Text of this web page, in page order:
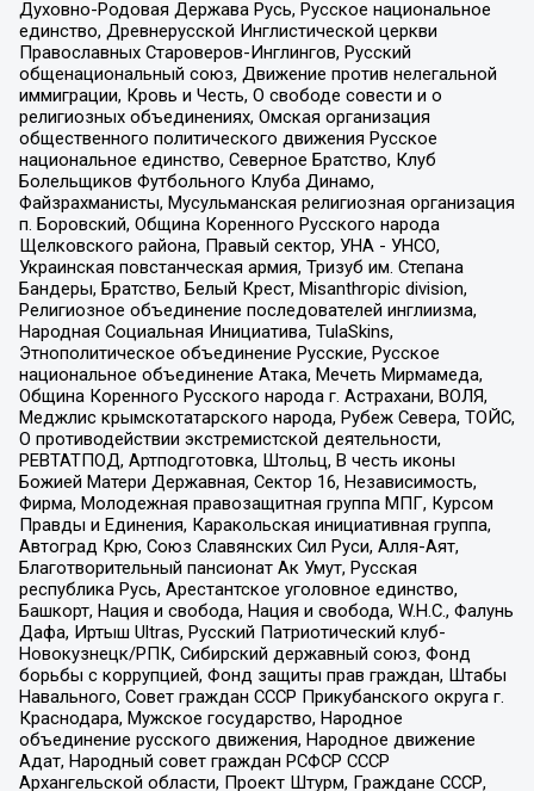
Духовно-Родовая Держава Русь, Русское национальное
единство, Древнерусской Инглистической церкви
Православных Староверов-Инглингов, Русский
общенациональный союз, Движение против нелегальной
иммиграции, Кровь и Честь, О свободе совести и о
религиозных объединениях, Омская организация
общественного политического движения Русское
национальное единство, Северное Братство, Клуб
Болельщиков Футбольного Клуба Динамо,
Файзрахманисты, Мусульманская религиозная организация
п. Боровский, Община Коренного Русского народа
Щелковского района, Правый сектор, УНА - УНСО,
Украинская повстанческая армия, Тризуб им. Степана
Бандеры, Братство, Белый Крест, Misanthropic division,
Религиозное объединение последователей инглиизма,
Народная Социальная Инициатива, TulaSkins,
Этнополитическое объединение Русские, Русское
национальное объединение Атака, Мечеть Мирмамеда,
Община Коренного Русского народа г. Астрахани, ВОЛЯ,
Меджлис крымскотатарского народа, Рубеж Севера, ТОЙС,
О противодействии экстремистской деятельности,
РЕВТАТПОД, Артподготовка, Штольц, В честь иконы
Божией Матери Державная, Сектор 16, Независимость,
Фирма, Молодежная правозащитная группа МПГ, Курсом
Правды и Единения, Каракольская инициативная группа,
Автоград Крю, Союз Славянских Сил Руси, Алля-Аят,
Благотворительный пансионат Ак Умут, Русская
республика Русь, Арестантское уголовное единство,
Башкорт, Нация и свобода, Нация и свобода, W.H.С., Фалунь
Дафа, Иртыш Ultras, Русский Патриотический клуб-
Новокузнецк/РПК, Сибирский державный союз, Фонд
борьбы с коррупцией, Фонд защиты прав граждан, Штабы
Навального, Совет граждан СССР Прикубанского округа г.
Краснодара, Мужское государство, Народное
объединение русского движения, Народное движение
Адат, Народный совет граждан РСФСР СССР
Архангельской области, Проект Штурм, Граждане СССР,